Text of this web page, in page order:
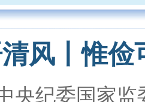
风丨惟俭
央纪委国家